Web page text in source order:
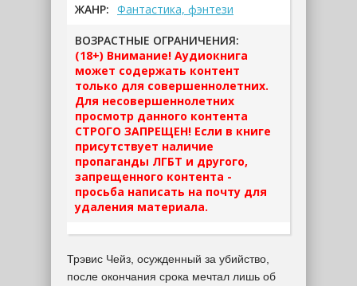
ЖАНР: Фантастика, фэнтези
ВОЗРАСТНЫЕ ОГРАНИЧЕНИЯ:
(18+) Внимание! Аудиокнига
может содержать контент
только для совершеннолетних.
Для несовершеннолетних
просмотр данного контента
СТРОГО ЗАПРЕЩЕН! Если в книге
присутствует наличие
пропаганды ЛГБТ и другого,
запрещенного контента -
просьба написать на почту для
удаления материала.
Трэвис Чейз, осужденный за убийство,
после окончания срока мечтал лишь об